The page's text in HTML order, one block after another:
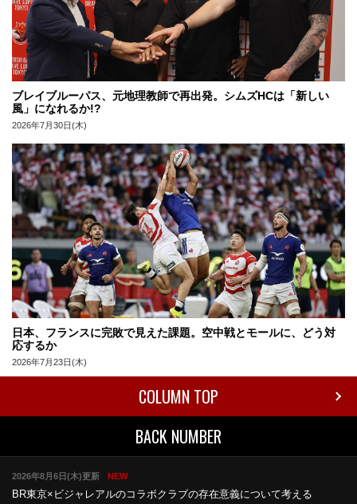
ブレイブルーパス、元地理教師で再出発。シムズHCは「新しい
風」になれるか!?
2026年7月30日(木)
日本、フランスに完敗で見えた課題。空中戦とモールに、どう対
応するか
2026年7月23日(木)
COLUMN TOP
BACK NUMBER
2026年8月6日(木)更新 NEW
BR東京×ビジャレアルのコラボクラブの存在意義について考える